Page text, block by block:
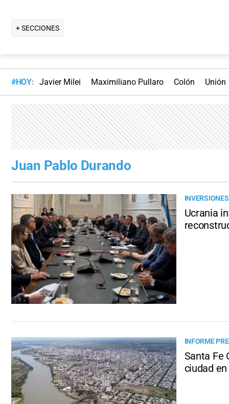
+ SECCIONES
#HOY: Javier Milei Maximiliano Pullaro Colón Unión
Juan Pablo Durando
Ucrania
INFORME
Santa Fe
ciudad